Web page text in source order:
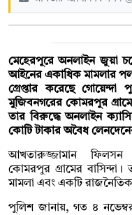
মেহেরপুরে অনলাইন জুয়া
আইনের একাধিক মামলার
গ্রেপ্তার করেছে
মুজিবনগরের কোমরপুর গ্রামে
তার বিরুদ্ধে অনলাইন
কোটি টাকার অবৈধ
আখতারুজ্জামান
কোমরপুর গ্রামের
মামলা এবং একটি
পুলিশ জানায়, গত ৪